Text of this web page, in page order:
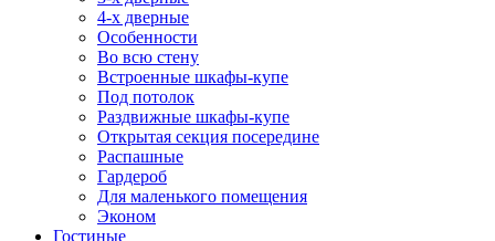
4-х дверные
Особенности
Во всю стену
Встроенные шкафы-купе
Под потолок
Раздвижные шкафы-купе
Открытая секция посередине
Распашные
Гардероб
Для маленького помещения
Эконом
Гостиные